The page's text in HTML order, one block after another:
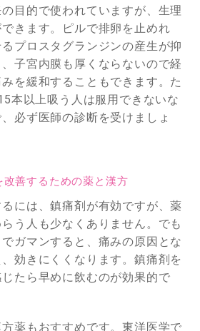
目的で使われていますが、生理
きます。ピルで排卵を止めれ
プロスタグランジンの産生が抑
子宮内膜も厚くならないので経
を緩和することもできます。た
本以上吸う人は服用できないな
必ず医師の診断を受けましょ
改善するための薬と漢方
には、鎮痛剤が有効ですが、薬
う人も少なくありません。でも
ガマンすると、痛みの原因とな
効きにくくなります。鎮痛剤を
たら早めに飲むのが効果的で
薬もおすすめです。東洋医学で